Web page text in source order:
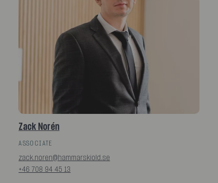
Zack Norén
ASSOCIATE
zack.noren@hammarskiold.se
+46 708 94 45 13